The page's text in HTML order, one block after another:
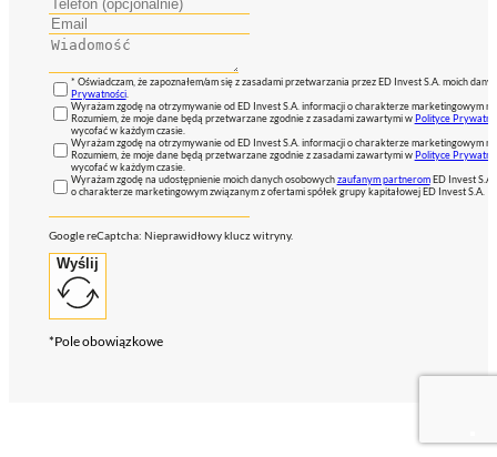
* Oświadczam, że zapoznałem/am się z zasadami przetwarzania przez ED Invest S.A. moich
Prywatności.
Wyrażam zgodę na otrzymywanie od ED Invest S.A. informacji o charakterze marketingowym
Rozumiem, że moje dane będą przetwarzane zgodnie z zasadami zawartymi wPolityce
wycofać w każdym czasie.
Wyrażam zgodę na otrzymywanie od ED Invest S.A. informacji o charakterze marketingowym
Rozumiem, że moje dane będą przetwarzane zgodnie z zasadami zawartymi wPolityce
wycofać w każdym czasie.
Wyrażam zgodę na udostępnienie moich danych osobowychzaufanym partneromED Invest
o charakterze marketingowym związanym z ofertami spółek grupy kapitałowej ED Invest S.A.
Google reCaptcha: Nieprawidłowy klucz witryny.
Wyślij
*Pole obowiązkowe